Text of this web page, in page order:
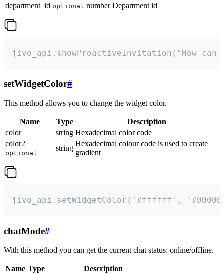
department_id optional number Department id
jivo_api.showProactiveInvitation("How
setWidgetColor#
This method allows you to change the widget color.
Name Type
Description
color
string Hexadecimal color code
color2
optional
string
Hexadecimal colour code is used to create
gradient
jivo_api.setWidgetColor('#ffffff',
chatMode#
With this method you can get the current chat status: online/offline.
Name Type
Description